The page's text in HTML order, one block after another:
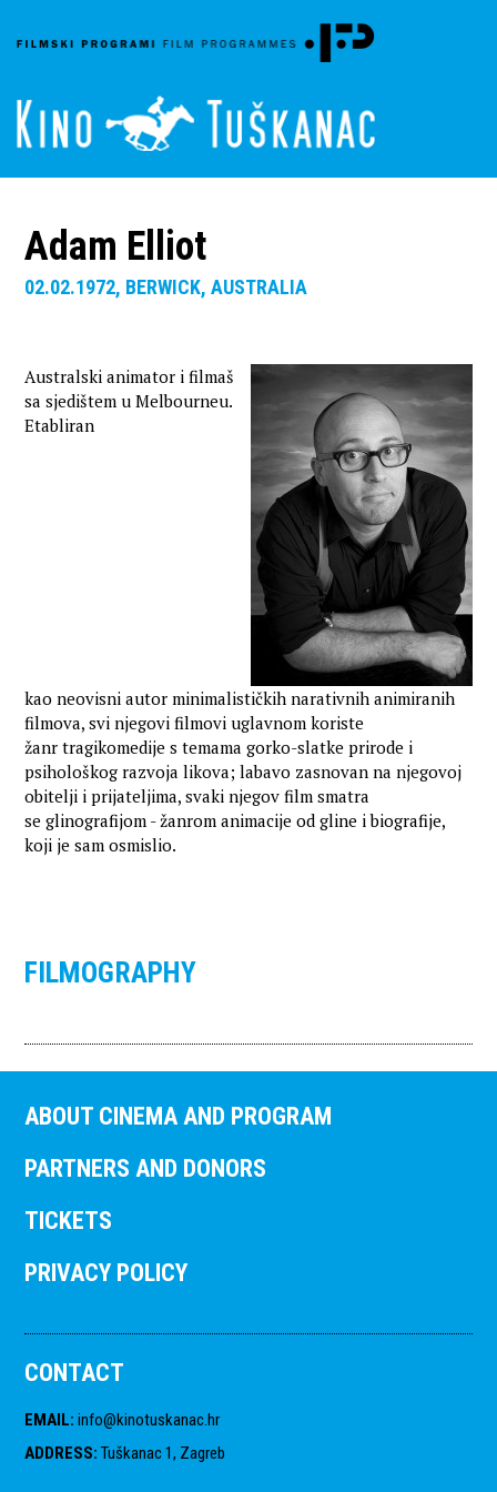
Adam Elliot
02.02.1972, BERWICK, AUSTRALIA
Australski animator i filmaš
sa sjedištem u Melbourneu.
Etabliran
kao neovisni autor minimalističkih narativnih animiranih
filmova, svi njegovi filmovi uglavnom koriste
žanr tragikomedije s temama gorko-slatke prirode i
psihološkog razvoja likova; labavo zasnovan na njegovoj
obitelji i prijateljima, svaki njegov film smatra
se glinografijom - žanrom animacije od gline i biografije,
koji je sam osmislio.
FILMOGRAPHY
ABOUT CINEMA AND PROGRAM
PARTNERS AND DONORS
TICKETS
PRIVACY POLICY
CONTACT
EMAIL: info@kinotuskanac.hr
ADDRESS: Tuškanac 1, Zagreb